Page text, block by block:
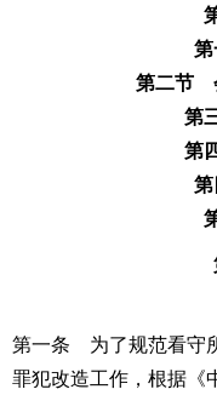
第二节
第
第
第一条 为了规范看守
罪犯改造工作，根据《